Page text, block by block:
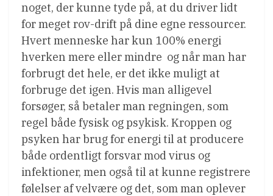
noget, der kunne tyde på, at du driver lidt
for meget rov-drift på dine egne ressourcer.
Hvert menneske har kun 100% energi 
hverken mere eller mindre  og når man har
forbrugt det hele, er det ikke muligt at
forbruge det igen. Hvis man alligevel
forsøger, så betaler man regningen, som
regel både fysisk og psykisk. Kroppen og
psyken har brug for energi til at producere
både ordentligt forsvar mod virus og
infektioner, men også til at kunne registrere
følelser af velvære og det, som man oplever